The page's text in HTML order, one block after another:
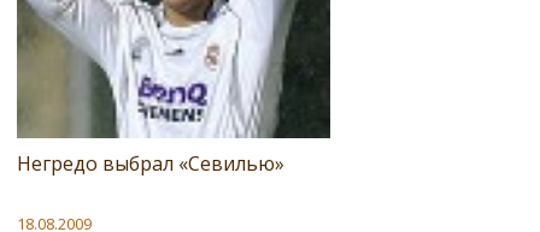
Негредо выбрал «Севилью»
18.08.2009